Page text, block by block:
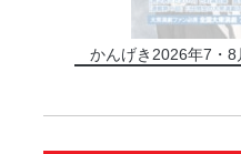
かんげき2026年7・8